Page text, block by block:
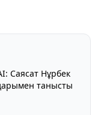
Саясат Нұрбек
танысты